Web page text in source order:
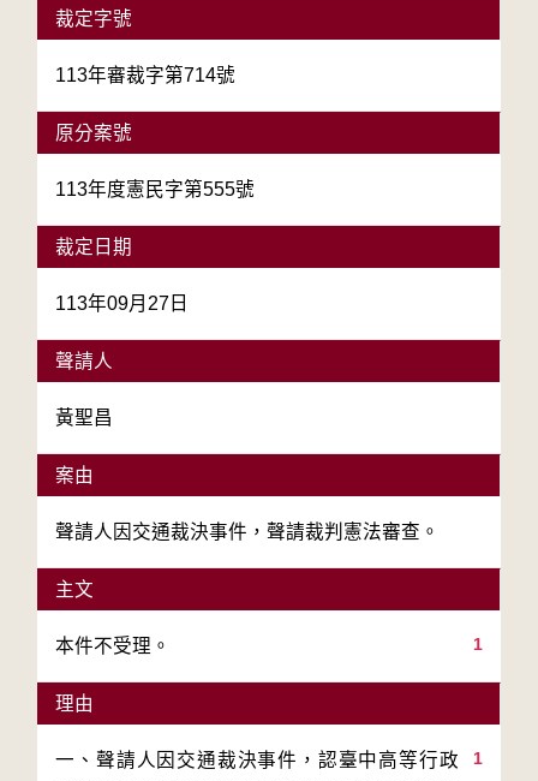
裁定字號
113年審裁字第714號
原分案號
113年度憲民字第555號
裁定日期
113年09月27日
聲請人
黃聖昌
案由
聲請人因交通裁決事件，聲請裁判憲法審查。
主文
1
本件不受理。
理由
1
一、聲請人因交通裁決事件，認臺中高等行政